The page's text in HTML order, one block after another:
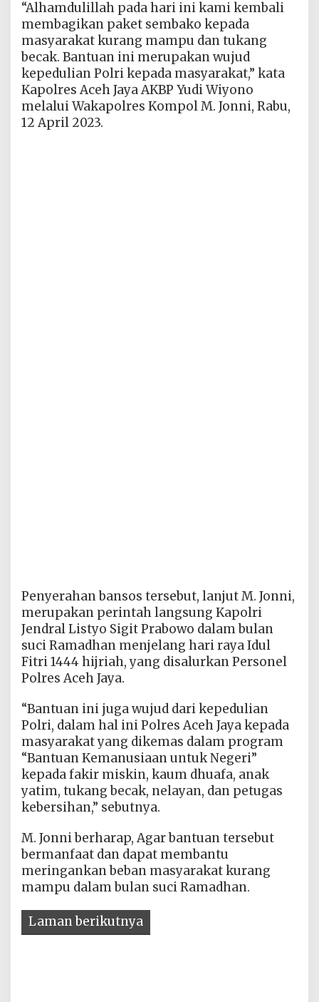
“Alhamdulillah pada hari ini kami kembali
membagikan paket sembako kepada
masyarakat kurang mampu dan tukang
becak. Bantuan ini merupakan wujud
kepedulian Polri kepada masyarakat,” kata
Kapolres Aceh Jaya AKBP Yudi Wiyono
melalui Wakapolres Kompol M. Jonni, Rabu,
12 April 2023.
Penyerahan bansos tersebut, lanjut M. Jonni,
merupakan perintah langsung Kapolri
Jendral Listyo Sigit Prabowo dalam bulan
suci Ramadhan menjelang hari raya Idul
Fitri 1444 hijriah, yang disalurkan Personel
Polres Aceh Jaya.
“Bantuan ini juga wujud dari kepedulian
Polri, dalam hal ini Polres Aceh Jaya kepada
masyarakat yang dikemas dalam program
“Bantuan Kemanusiaan untuk Negeri”
kepada fakir miskin, kaum dhuafa, anak
yatim, tukang becak, nelayan, dan petugas
kebersihan,” sebutnya.
M. Jonni berharap, Agar bantuan tersebut
bermanfaat dan dapat membantu
meringankan beban masyarakat kurang
mampu dalam bulan suci Ramadhan.
Laman berikutnya